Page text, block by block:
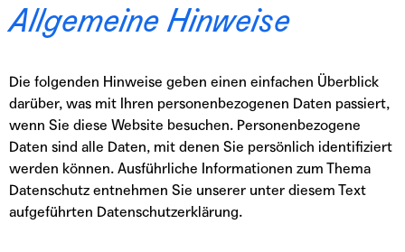
Allgemeine Hinweise
Die folgenden Hinweise geben einen einfachen Überblick
darüber, was mit Ihren personenbezogenen Daten passiert,
wenn Sie diese Website besuchen. Personenbezogene
Daten sind alle Daten, mit denen Sie persönlich identifiziert
werden können. Ausführliche Informationen zum Thema
Datenschutz entnehmen Sie unserer unter diesem Text
aufgeführten Datenschutzerklärung.